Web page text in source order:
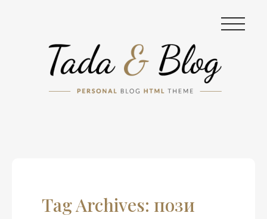
|||
Tag Archives: пози